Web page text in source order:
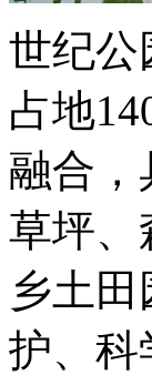
世纪公
占地
融合，
草坪、
乡土
护、科